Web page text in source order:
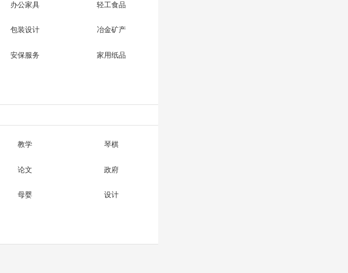
办公家具 轻工食品
包装设计 冶金矿产
安保服务 家用纸品
教学 琴棋
论文 政府
母婴 设计